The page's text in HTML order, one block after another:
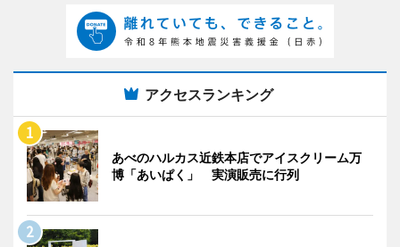
アクセスランキング
あべのハルカス近鉄本店でアイスクリーム万
博「あいぱく」 実演販売に行列